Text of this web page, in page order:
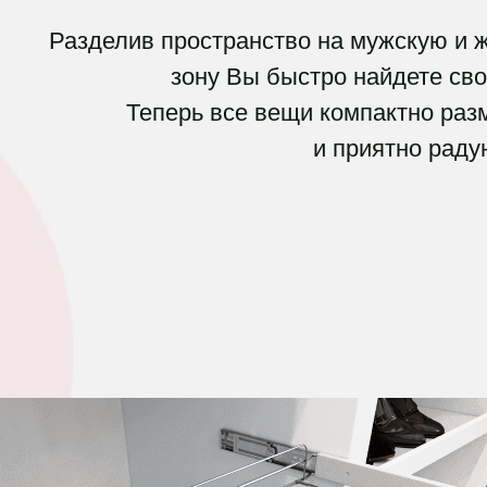
Разделив пространство на мужскую и
зону Вы быстро найдете
Теперь все вещи компактно
и приятно